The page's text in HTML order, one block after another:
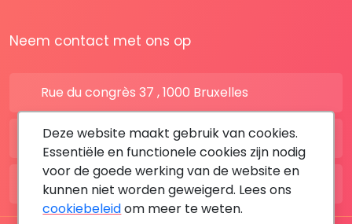
Neem contact met ons op
Rue du congrès 37 , 1000 Bruxelles
BE: +32 28080227
FR: +33 183642895
Deze website maakt gebruik van cookies.
Essentiële en functionele cookies zijn nodig
voor de goede werking van de website en
kunnen niet worden geweigerd. Lees ons
cookiebeleidom meer te weten.